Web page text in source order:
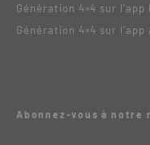
Génération 4×4 sur l’app
Génération 4×4 sur l’app
Abonnez-vous à notre